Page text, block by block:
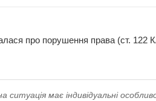
про порушення права (ст.
має індивідуальні